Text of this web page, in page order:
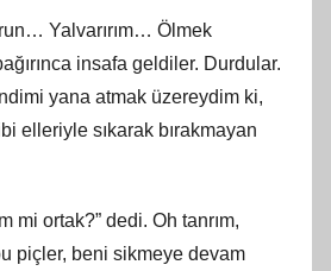
Yalvarırım… Ölmek
insafa geldiler. Durdular.
yana atmak üzereydim ki,
elleriyle sıkarak bırakmayan
mi ortak?” dedi. Oh tanrım,
piçler, beni sikmeye devam